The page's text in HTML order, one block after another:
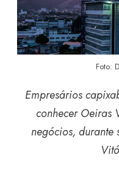
Foto:
Empresários
conhecer Oeiras
negócios, durante